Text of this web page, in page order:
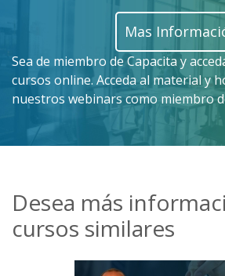
Mas
Sea de miembro de Capacita y
cursos online. Acceda al material y
nuestros webinars como miembro
Desea más
cursos similares